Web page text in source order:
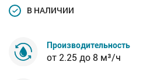
В НАЛИЧИИ
Производительность
от 2.25 до 8 м³/ч